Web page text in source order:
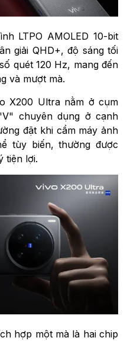
LTPO AMOLED 10-bit
giải QHD+, độ sáng tối
quét 120 Hz, mang đến
và mượt mà.
X200 Ultra nằm ở cụm
chuyên dụng ở cạnh
đặt khi cầm máy ảnh
tùy biến, thường được
tiện lợi.
hợp một mà là hai chip